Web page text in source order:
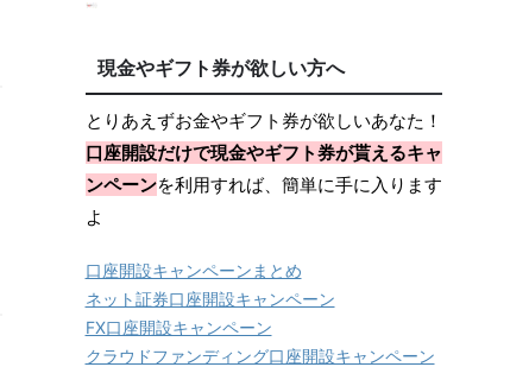
現金やギフト券が欲しい方へ
とりあえずお金やギフト券が欲しいあなた！
口座開設だけで現金やギフト券が貰えるキャ
ンペーンを利用すれば、簡単に手に入ります
よ
口座開設キャンペーンまとめ
ネット証券口座開設キャンペーン
FX口座開設キャンペーン
クラウドファンディング口座開設キャンペーン